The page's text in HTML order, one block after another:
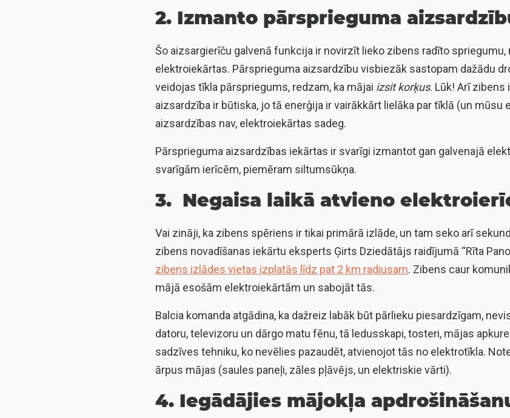
2. Izmanto pārsprieguma
Šo aizsargierīču galvenā funkcija ir novirzīt lieko zibens radīto
elektroiekārtas. Pārsprieguma aizsardzību visbiezāk sastopam dažādu
veidojas tīkla pārspriegums, redzam, ka mājai izsit korķus. Lūk! Arī
aizsardzība ir būtiska, jo tā enerģija ir vairākkārt lielāka par tīklā (un mūsu
aizsardzības nav, elektroiekārtas sadeg.
Pārsprieguma aizsardzības iekārtas ir svarīgi izmantot gan galvenajā
svarīgām ierīcēm, piemēram siltumsūkņa.
3. Negaisa laikā atvieno
Vai zināji, ka zibens spēriens ir tikai primārā izlāde, un tam seko arī
zibens novadīšanas iekārtu eksperts Ģirts Dziedātājs raidījumā “Rīta
zibens izlādes vietas izplatās līdz pat 2 km radiusam. Zibens caur
mājā esošām elektroiekārtām un sabojāt tās.
Balcia komanda atgādina, ka dažreiz labāk būt pārlieku piesardzīgam,
datoru, televizoru un dārgo matu fēnu, tā ledusskapi, tosteri, mājas
sadzīves tehniku, ko nevēlies pazaudēt, atvienojot tās no elektrotīkla.
ārpus mājas (saules paneļi, zāles pļāvējs, un elektriskie vārti).
4. Iegādājies mājokļa